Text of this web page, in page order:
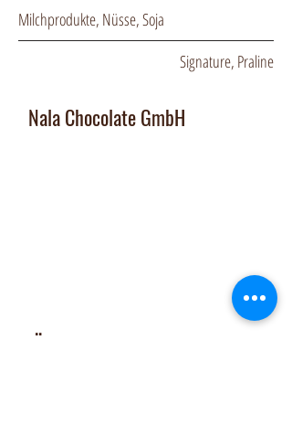
Milchprodukte, Nüsse, Soja
Signature, Praline
Nala Chocolate GmbH